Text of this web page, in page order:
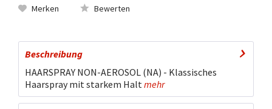
Merken Bewerten
Beschreibung
HAARSPRAY NON-AEROSOL (NA) - Klassisches
Haarspray mit starkem Haltmehr